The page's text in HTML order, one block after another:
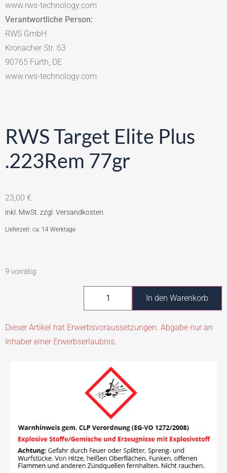
www.rws-technology.com
Verantwortliche Person:
RWS GmbH
Kronacher Str. 63
90765 Fürth, DE
www.rws-technology.com
RWS Target Elite Plus
.223Rem 77gr
23,00 €
Lieferzeit: ca. 14 Werktage
9 vorrätig
In den Warenkorb
Dieser Artikel hat Erwerbsvoraussetzungen. Abgabe nur an
Inhaber einer Erwerbserlaubnis.